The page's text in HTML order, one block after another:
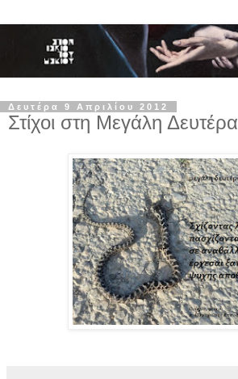
Δευτέρα 9 Απριλίου 2012
Στίχοι στη Μεγάλη Δευτέρα